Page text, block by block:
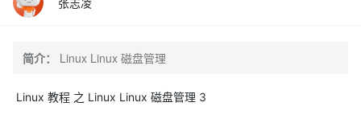
简介： Linux Linux 磁盘管理
Linux 教程 之 Linux Linux 磁盘管理 3